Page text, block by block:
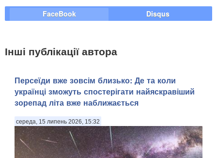
FaceBook Disqus
Інші публікації автора
Персеїди вже зовсім близько: Де та коли
українці зможуть спостерігати найяскравіший
зорепад літа вже наближається
середа, 15 липень 2026, 15:32